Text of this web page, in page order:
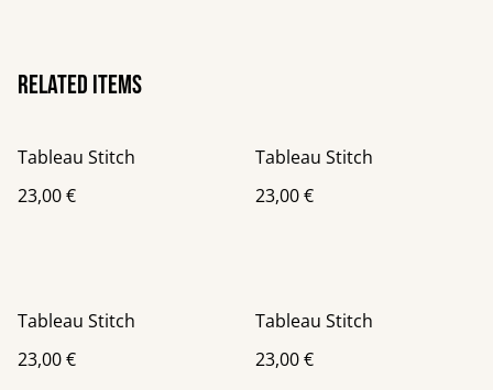
Related items
Tableau Stitch
23,00 €
Tableau Stitch
23,00 €
Tableau Stitch
23,00 €
Tableau Stitch
23,00 €